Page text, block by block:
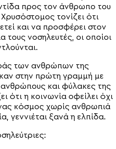
προς τον άνθρωπο του
τονίζει ότι
και να προσφέρει στον
τους νοσηλευτές, οι οποίοι
των ανθρώπων της
στην πρώτη γραμμή με
ανθρώπους και φύλακες της
ότι η κοινωνία οφείλει όχι
κόσμος χωρίς ανθρωπιά
γεννιέται ξανά η ελπίδα.